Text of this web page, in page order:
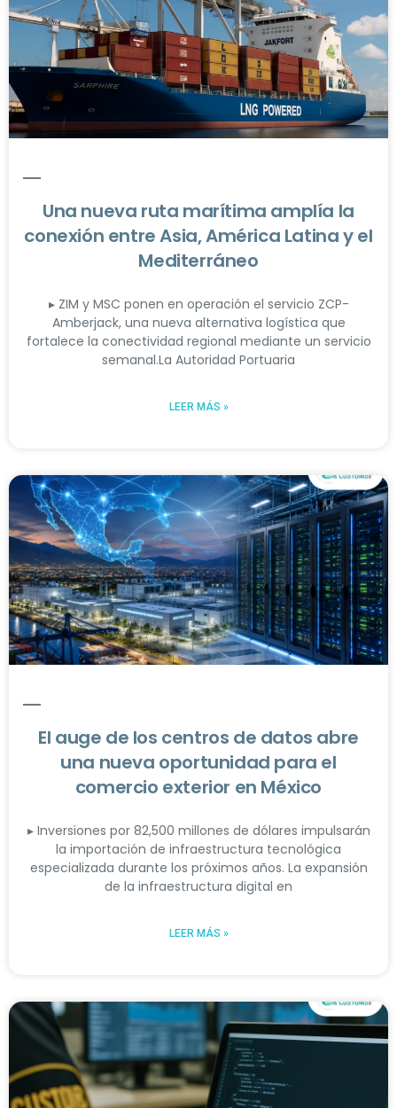
Una nueva ruta marítima amplía la
conexión entre Asia, América Latina y el
Mediterráneo
▸ ZIM y MSC ponen en operación el servicio ZCP-
Amberjack, una nueva alternativa logística que
fortalece la conectividad regional mediante un servicio
semanal.La Autoridad Portuaria
LEER MÁS »
El auge de los centros de datos abre
una nueva oportunidad para el
comercio exterior en México
▸ Inversiones por 82,500 millones de dólares impulsarán
la importación de infraestructura tecnológica
especializada durante los próximos años. La expansión
de la infraestructura digital en
LEER MÁS »